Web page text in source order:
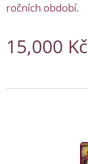
ročních období.
15,000 Kč